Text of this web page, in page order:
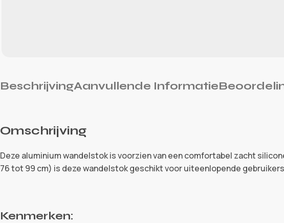
BeschrijvingAanvullende Informatie
Omschrijving
Deze aluminium wandelstok is voorzien van een comfortabel zacht
76 tot 99 cm) is deze wandelstok geschikt voor uiteenlopende
Kenmerken: